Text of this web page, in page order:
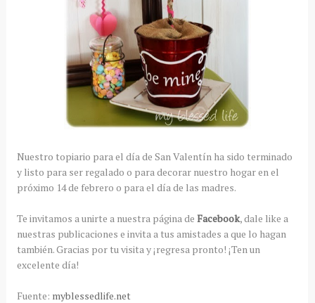
Nuestro topiario para el día de San Valentín ha sido terminado
y listo para ser regalado o para decorar nuestro hogar en el
próximo 14 de febrero o para el día de las madres.
Te invitamos a unirte a nuestra página de Facebook, dale like a
nuestras publicaciones e invita a tus amistades a que lo hagan
también. Gracias por tu visita y ¡regresa pronto! ¡Ten un
excelente día!
Fuente: myblessedlife.net